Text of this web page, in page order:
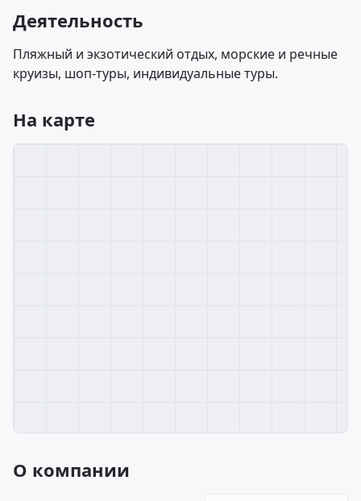
Деятельность
Пляжный и экзотический отдых, морские и речные
круизы, шоп-туры, индивидуальные туры.
На карте
О компании